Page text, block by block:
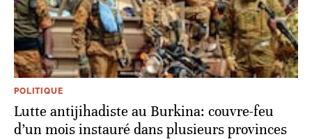
POLITIQUE
Lutte antijihadiste au Burkina: couvre-feu
d’un mois instauré dans plusieurs provinces